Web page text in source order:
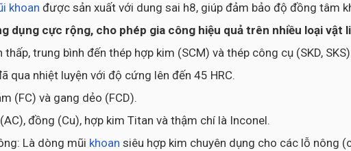
khoan được sản xuất với dung sai h8, giúp đảm bảo độ đồng tâm
dụng cực rộng, cho phép gia công hiệu quả trên nhiều loại vật
trung bình đến thép hợp kim (SCM) và thép công cụ (SKD,
qua nhiệt luyện với độ cứng lên đến 45 HRC.
(FC) và gang dẻo (FCD).
đồng (Cu), hợp kim Titan và thậm chí là Inconel.
Là dòng mũi khoan siêu hợp kim chuyên dụng cho các lỗ nông